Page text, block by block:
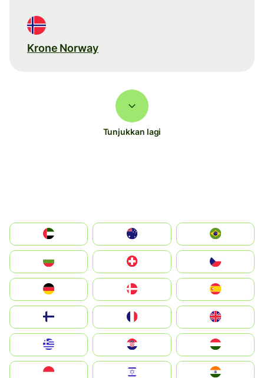
Krone Norway
Tunjukkan lagi
الإمارات العربية المتحدة
Switzerland
Deutschland
United Kingdom
Magyarország